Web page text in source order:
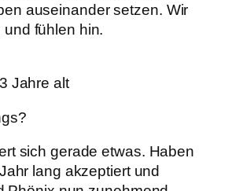
auseinander setzen. Wir
und fühlen hin.
Jahre alt
sich gerade etwas. Haben
lang akzeptiert und